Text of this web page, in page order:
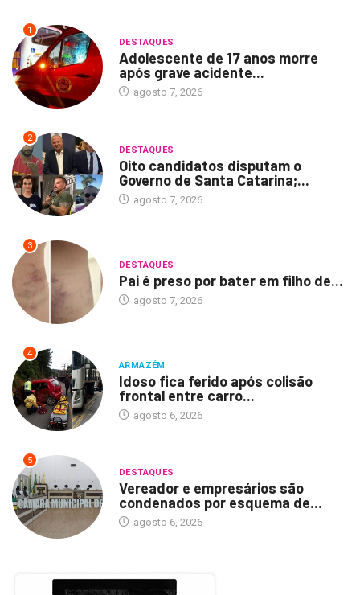
1
DESTAQUES
Adolescente de 17 anos morre
após grave acidente...
agosto 7, 2026
2
DESTAQUES
Oito candidatos disputam o
Governo de Santa Catarina;...
agosto 7, 2026
3
DESTAQUES
Pai é preso por bater em filho de...
agosto 7, 2026
4
ARMAZÉM
Idoso fica ferido após colisão
frontal entre carro...
agosto 6, 2026
5
DESTAQUES
Vereador e empresários são
condenados por esquema de...
agosto 6, 2026